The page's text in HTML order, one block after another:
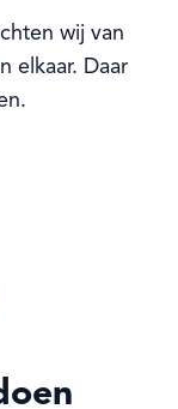
wij van
elkaar. Daar